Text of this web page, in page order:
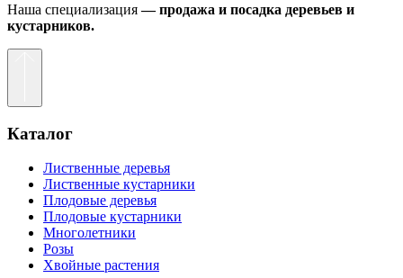
Наша специализация— продажа и посадка деревьев и
кустарников.
Каталог
Лиственные деревья
Лиственные кустарники
Плодовые деревья
Плодовые кустарники
Многолетники
Розы
Хвойные растения